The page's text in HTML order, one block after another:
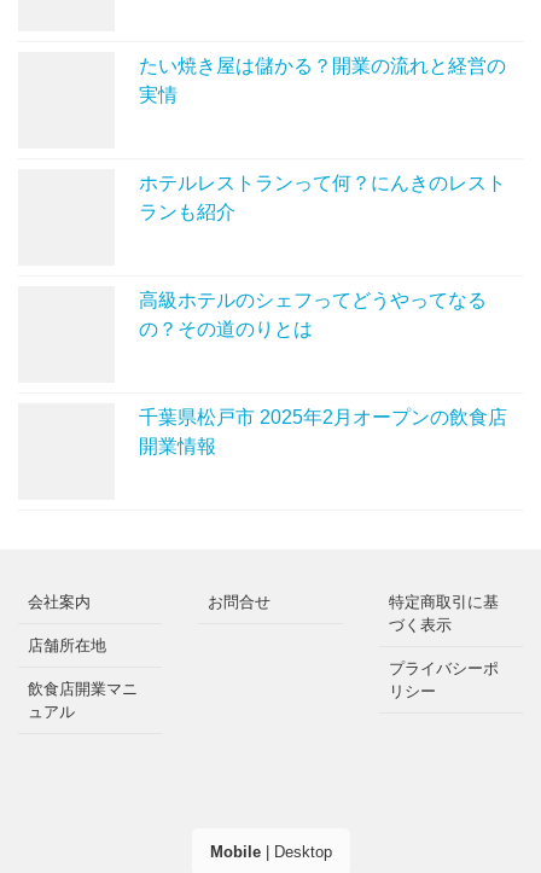
たい焼き屋は儲かる？開業の流れと経営の
実情
ホテルレストランって何？にんきのレスト
ランも紹介
高級ホテルのシェフってどうやってなる
の？その道のりとは
千葉県松戸市 2025年2月オープンの飲食店
開業情報
会社案内
店舗所在地
飲食店開業マニ
ュアル
お問合せ
特定商取引に基
づく表示
プライバシーポ
リシー
Mobile| Desktop